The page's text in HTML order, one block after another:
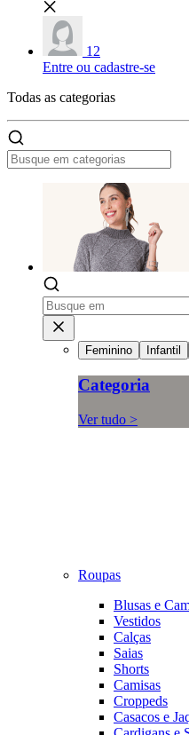
12
Entre ou cadastre-se
Todas as categorias
Feminino Infantil
Categoria
Ver tudo >
Roupas
Blusas e
Vestidos
Calças
Saias
Shorts
Camisas
Croppeds
Casacos e